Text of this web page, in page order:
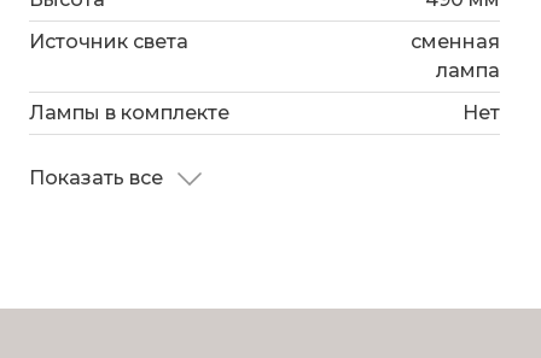
Источник света
сменная
лампа
Лампы в комплекте
Нет
Показать все